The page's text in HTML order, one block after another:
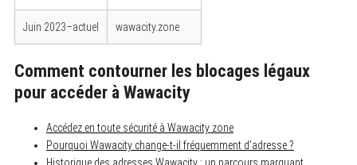
Juin 2023–actuel wawacity.zone
Comment contourner les blocages légaux
pour accéder à Wawacity
Accédez en toute sécurité à Wawacity zone
Pourquoi Wawacity change-t-il fréquemment d’adresse ?